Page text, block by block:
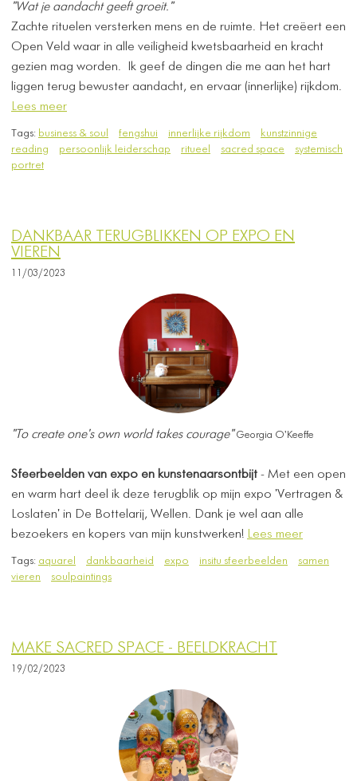
"Wat je aandacht geeft groeit."
Zachte rituelen versterken mens en de ruimte. Het creëert een
Open Veld waar in alle veiligheid kwetsbaarheid en kracht
gezien mag worden. Ik geef de dingen die me aan het hart
liggen terug bewuster aandacht, en ervaar (innerlijke) rijkdom.
Lees meer
Tags: business & soul fengshui innerlijke rijkdom
kunstzinnige
reading
persoonlijk leiderschap ritueel sacred space
systemisch
portret
DANKBAAR TERUGBLIKKEN OP EXPO EN
VIEREN
11/03/2023
"To create one's own world takes courage"Georgia O'Keeffe
Sfeerbeelden van expo en kunstenaarsontbijt - Met een open
en warm hart deel ik deze terugblik op mijn expo 'Vertragen &
Loslaten' in De Bottelarij, Wellen. Dank je wel aan alle
bezoekers en kopers van mijn kunstwerken! Lees meer
Tags: aquarel dankbaarheid expo insitu sfeerbeelden
samen
vieren
soulpaintings
MAKE SACRED SPACE - BEELDKRACHT
19/02/2023